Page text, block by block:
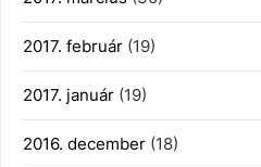
2017. február (19)
2017. január (19)
2016. december (18)